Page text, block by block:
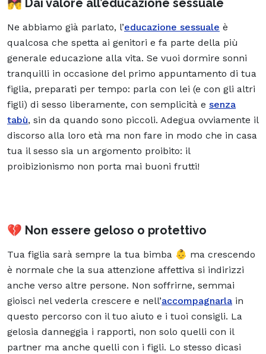
💏 Dai valore all’educazione sessuale
Ne abbiamo già parlato, l’educazione sessuale è
qualcosa che spetta ai genitori e fa parte della più
generale educazione alla vita. Se vuoi dormire sonni
tranquilli in occasione del primo appuntamento di tua
figlia, preparati per tempo: parla con lei (e con gli altri
figli) di sesso liberamente, con semplicità e senza
tabù, sin da quando sono piccoli. Adegua ovviamente il
discorso alla loro età ma non fare in modo che in casa
tua il sesso sia un argomento proibito: il
proibizionismo non porta mai buoni frutti!
💔 Non essere geloso o protettivo
Tua figlia sarà sempre la tua bimba 👶 ma crescendo
è normale che la sua attenzione affettiva si indirizzi
anche verso altre persone. Non soffrirne, semmai
gioisci nel vederla crescere e nell’accompagnarla in
questo percorso con il tuo aiuto e i tuoi consigli. La
gelosia danneggia i rapporti, non solo quelli con il
partner ma anche quelli con i figli. Lo stesso dicasi